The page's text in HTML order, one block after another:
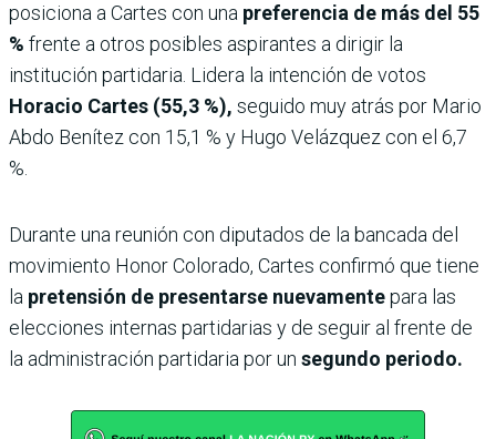
posiciona a Cartes con una preferencia de más del 55
% frente a otros posibles aspirantes a dirigir la
institución partidaria. Lidera la intención de votos
Horacio Cartes (55,3 %), seguido muy atrás por Mario
Abdo Benítez con 15,1 % y Hugo Velázquez con el 6,7
%.
Durante una reunión con diputados de la bancada del
movimiento Honor Colorado, Cartes confirmó que tiene
la pretensión de presentarse nuevamentepara las
elecciones internas partidarias y de seguir al frente de
la administración partidaria por un segundo periodo.